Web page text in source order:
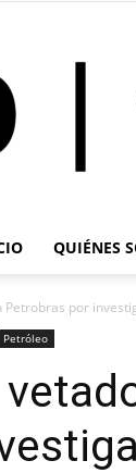
QUIÉNES
por
Petróleo